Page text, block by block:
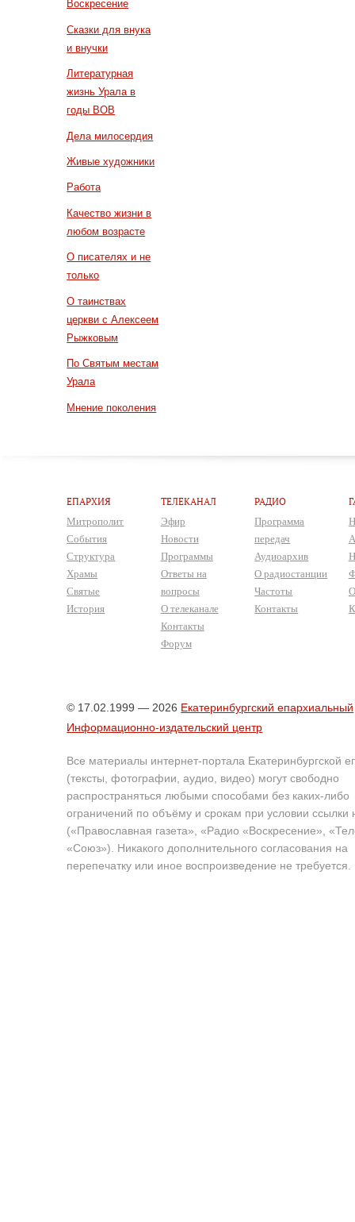
Воскресение
Сказки для внука
и внучки
Литературная
жизнь Урала в
годы ВОВ
Дела милосердия
Живые художники
Работа
Качество жизни в
любом возрасте
О писателях и не
только
О таинствах
церкви с Алексеем
Рыжковым
По Святым местам
Урала
Мнение поколения
ЕПАРХИЯ
Митрополит
События
Структура
Храмы
Святые
История
ТЕЛЕКАНАЛ
Эфир
Новости
Программы
Ответы на
вопросы
О телеканале
Контакты
Форум
РАДИО
Программа
передач
Аудиоархив
О радиостанции
Частоты
Контакты
© 17.02.1999 — 2026 Екатеринбургский епархиальный
Информационно-издательский центр
Все материалы интернет-портала Екатеринбургской
(тексты, фотографии, аудио, видео) могут свободно
распространяться любыми способами без каких-либо
ограничений по объёму и срокам при условии ссылки
(«Православная газета», «Радио «Воскресение»,
«Союз»). Никакого дополнительного согласования на
перепечатку или иное воспроизведение не требуется.